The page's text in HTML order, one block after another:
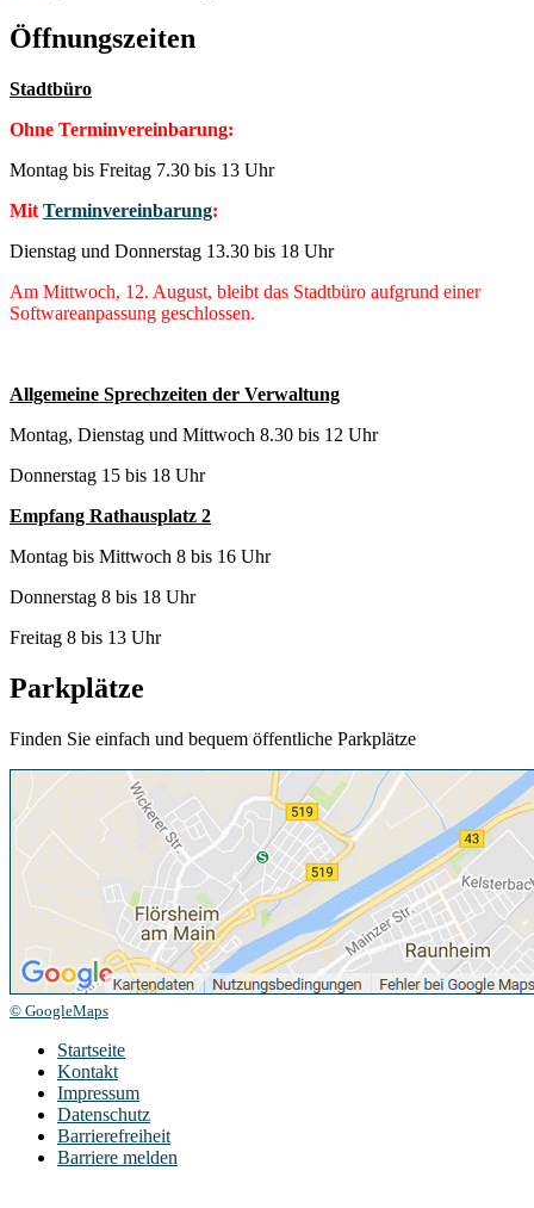
Öffnungszeiten
Stadtbüro
Ohne Terminvereinbarung:
Montag bis Freitag 7.30 bis 13 Uhr
Mit Terminvereinbarung:
Dienstag und Donnerstag 13.30 bis 18 Uhr
Am Mittwoch, 12. August, bleibt das Stadtbüro aufgrund einer
Softwareanpassung geschlossen.
Allgemeine Sprechzeiten der Verwaltung
Montag, Dienstag und Mittwoch 8.30 bis 12 Uhr
Donnerstag 15 bis 18 Uhr
Empfang Rathausplatz 2
Montag bis Mittwoch 8 bis 16 Uhr
Donnerstag 8 bis 18 Uhr
Freitag 8 bis 13 Uhr
Parkplätze
Finden Sie einfach und bequem öffentliche Parkplätze
© GoogleMaps
Startseite
Kontakt
Impressum
Datenschutz
Barrierefreiheit
Barriere melden